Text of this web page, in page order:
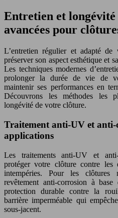
Entretien et longévité
avancées pour
L’entretien régulier et adapté
préserver son aspect esthétique et
Les techniques modernes
prolonger la durée de vie de
maintenir ses performances en
Découvrons les méthodes les
longévité de votre clôture.
Traitement anti-UV et
applications
Les traitements anti-UV et
protéger votre clôture contre les
intempéries. Pour les clôtures
revêtement anti-corrosion à
protection durable contre la
barrière imperméable qui
sous-jacent.